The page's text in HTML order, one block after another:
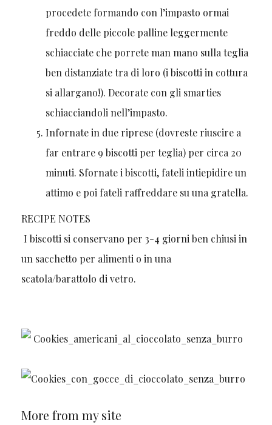
procedete formando con l’impasto ormai
freddo delle piccole palline leggermente
schiacciate che porrete man mano sulla teglia
ben distanziate tra di loro (i biscotti in cottura
si allargano!). Decorate con gli smarties
schiacciandoli nell’impasto.
Infornate in due riprese (dovreste riuscire a
far entrare 9 biscotti per teglia) per circa 20
minuti. Sfornate i biscotti, fateli intiepidire un
attimo e poi fateli raffreddare su una gratella.
RECIPE NOTES
I biscotti si conservano per 3-4 giorni ben chiusi in
un sacchetto per alimenti o in una
scatola/barattolo di vetro.
More from my site